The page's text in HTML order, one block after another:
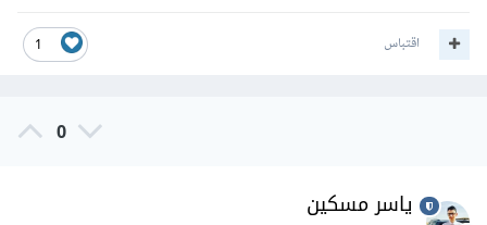
1 اقتباس
0
ياسر مسكين